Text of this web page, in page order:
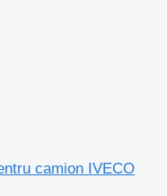
camion IVECO